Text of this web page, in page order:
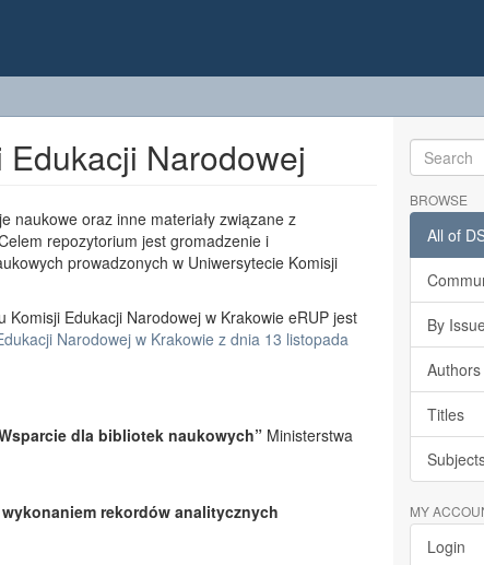
Narodowej
naukowe oraz inne materiały związane z
repozytorium jest gromadzenie i
prowadzonych w Uniwersytecie Komisji
Edukacji Narodowej w Krakowie eRUP jest
Narodowej w Krakowie z dnia 13 listopada
dla bibliotek naukowych” Ministerstwa
rekordów analitycznych
BROWSE
All of
By
Authors
Titles
MY
Login